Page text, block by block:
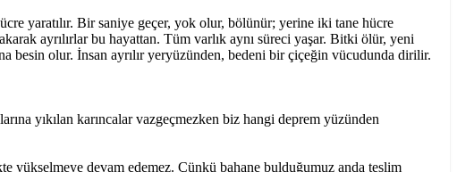
yaratılır. Bir saniye geçer, yok olur, bölünür; yerine iki tane hücre
ayrılırlar bu hayattan. Tüm varlık aynı süreci yaşar. Bitki ölür, yeni
besin olur. İnsan ayrılır yeryüzünden, bedeni bir çiçeğin vücudunda dirilir.
yıkılan karıncalar vazgeçmezken biz hangi deprem yüzünden
yükselmeye devam edemez. Çünkü bahane bulduğumuz anda teslim